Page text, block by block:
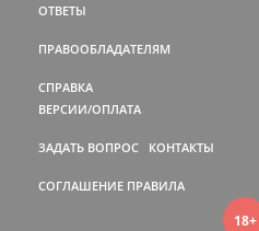
ОТВЕТЫ
ПРАВООБЛАДАТЕЛЯМ
СПРАВКА
ВЕРСИИ/ОПЛАТА
ЗАДАТЬ ВОПРОС КОНТАКТЫ
СОГЛАШЕНИЕ ПРАВИЛА
18+